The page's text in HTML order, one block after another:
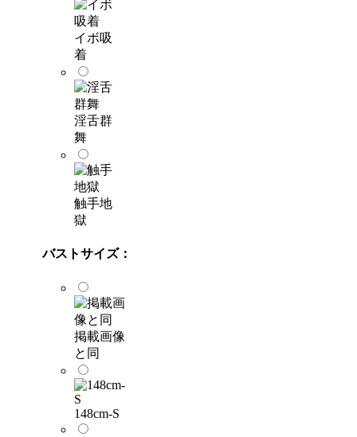
イボ吸
着
淫舌群
舞
触手地
獄
バストサイズ：
掲載画像
と同
148cm-S